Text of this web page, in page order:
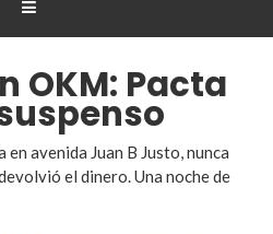
OKM: Pacta
avenida Juan B Justo, nunca
el dinero. Una noche de